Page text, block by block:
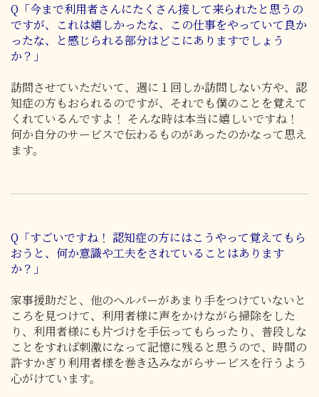
Q「今まで利用者さんにたくさん接して来られたと思うの
ですが、これは嬉しかったな、この仕事をやっていて良か
ったな、と感じられる部分はどこにありますでしょう
か？」
訪問させていただいて、週に１回しか訪問しない方や、認
知症の方もおられるのですが、それでも僕のことを覚えて
くれているんですよ！ そんな時は本当に嬉しいですね！
何か自分のサービスで伝わるものがあったのかなって思え
ます。
Q「すごいですね！ 認知症の方にはこうやって覚えてもら
おうと、何か意識や工夫をされていることはあります
か？」
家事援助だと、他のヘルパーがあまり手をつけていないと
ころを見つけて、利用者様に声をかけながら掃除をした
り、利用者様にも片づけを手伝ってもらったり、普段しな
ことをすれば刺激になって記憶に残ると思うので、時間の
許すかぎり利用者様を巻き込みながらサービスを行うよう
心がけています。